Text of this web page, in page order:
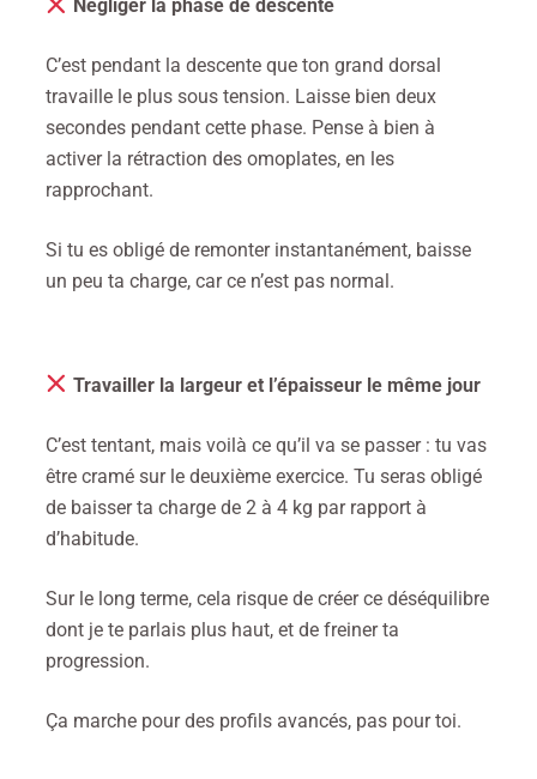
Négliger la phase de descente
C’est pendant la descente que ton grand dorsal
travaille le plus sous tension. Laisse bien deux
secondes pendant cette phase. Pense à bien à
activer la rétraction des omoplates, en les
rapprochant.
Si tu es obligé de remonter instantanément, baisse
un peu ta charge, car ce n’est pas normal.
Travailler la largeur et l’épaisseur le même jour
C’est tentant, mais voilà ce qu’il va se passer : tu vas
être cramé sur le deuxième exercice. Tu seras obligé
de baisser ta charge de 2 à 4 kg par rapport à
d’habitude.
Sur le long terme, cela risque de créer ce déséquilibre
dont je te parlais plus haut, et de freiner ta
progression.
Ça marche pour des profils avancés, pas pour toi.